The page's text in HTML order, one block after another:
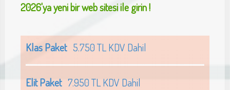
2026'ya yeni bir web sitesi ile girin !
Klas Paket5.750 TL KDV Dahil
Elit Paket7.950 TL KDV Dahil